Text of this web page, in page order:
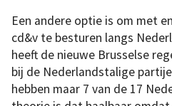
Een andere optie is om met
cd&v te besturen langs
heeft de nieuwe Brusselse
bij de Nederlandstalige
hebben maar 7 van de 17